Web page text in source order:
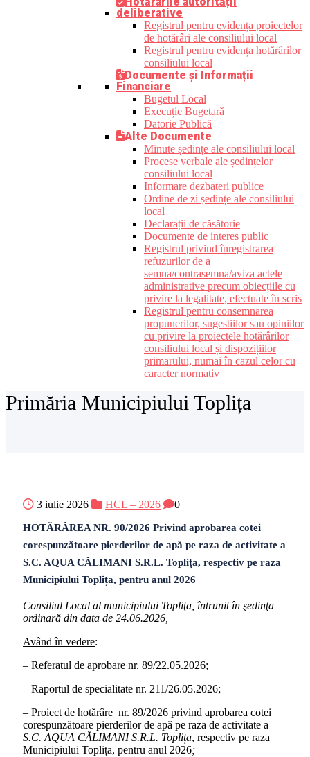
deliberative
Registrul pentru evidența proiectelor
de hotărâri ale consiliului local
Registrul pentru evidența hotărârilor
consiliului local
Documente și Informații
Financiare
Bugetul Local
Execuție Bugetară
Datorie Publică
Alte Documente
Minute ședințe ale consiliului local
Procese verbale ale ședințelor
consiliului local
Informare dezbateri publice
Ordine de zi ședințe ale consiliului
local
Declarații de căsătorie
Documente de interes public
Registrul privind înregistrarea
refuzurilor de a
semna/contrasemna/aviza actele
administrative precum obiecțiile cu
privire la legalitate, efectuate în scris
Registrul pentru consemnarea
propunerilor, sugestiilor sau opiniilor
cu privire la proiectele hotărârilor
consiliului local și dispozițiilor
primarului, numai în cazul celor cu
caracter normativ
Primăria Municipiului Toplița
3 iulie 2026 HCL – 2026 0
HOTĂRÂREA NR. 90/2026 Privind aprobarea cotei
corespunzătoare pierderilor de apă pe raza de activitate a
S.C. AQUA CĂLIMANI S.R.L. Toplița, respectiv pe raza
Municipiului Toplița, pentru anul 2026
Consiliul Local al municipiului Topliţa, întrunit în şedinţa
ordinară din data de 24.06.2026,
Având în vedere:
– Referatul de aprobare nr. 89/22.05.2026;
– Raportul de specialitate nr. 211/26.05.2026;
– Proiect de hotărâre nr. 89/2026 privind aprobarea cotei
corespunzătoare pierderilor de apă pe raza de activitate a
S.C. AQUA CĂLIMANI S.R.L. Toplița, respectiv pe raza
Municipiului Toplița, pentru anul 2026;